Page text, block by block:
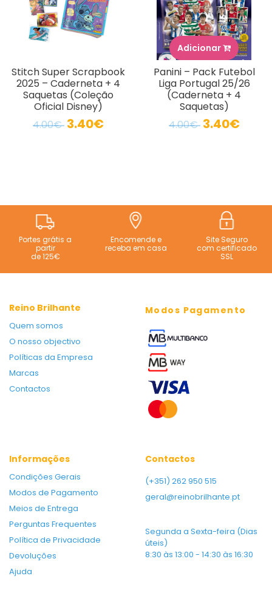
Stitch Super Scrapbook
2025 – Caderneta + 4
Saquetas (Coleção
Oficial Disney)
4.00€ 3.40€
Adicionar
Panini – Pack Futebol
Liga Portugal 25/26
(Caderneta + 4
Saquetas)
4.00€ 3.40€
Portes grátis a
partir
de 125€
Encomende e
receba em casa
Site Seguro
com certificado
SSL
Reino Brilhante
Quem somos
O nosso objectivo
Políticas da Empresa
Marcas
Contactos
Modos Pagamento
Informações
Condições Gerais
Modos de Pagamento
Meios de Entrega
Perguntas Frequentes
Política de Privacidade
Devoluções
Ajuda
Contactos
(+351) 262 950 515
geral@reinobrilhante.pt
Segunda a Sexta-feira (Dias
úteis)
8:30 às 13:00 - 14:30 às 16:30